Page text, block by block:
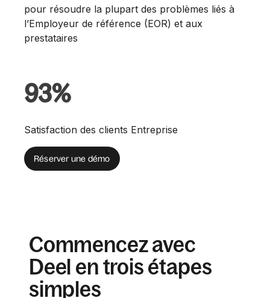
pour résoudre la plupart des problèmes liés à
l’Employeur de référence (EOR) et aux
prestataires
93%
Satisfaction des clients Entreprise
Réserver une démo
Commencez avec
Deel en trois étapes
simples